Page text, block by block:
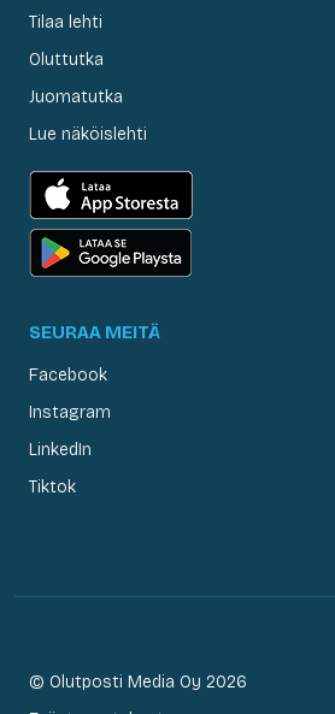
Tilaa lehti
Oluttutka
Juomatutka
Lue näköislehti
SEURAA MEITÄ
Facebook
Instagram
LinkedIn
Tiktok
© Olutposti Media Oy 2026